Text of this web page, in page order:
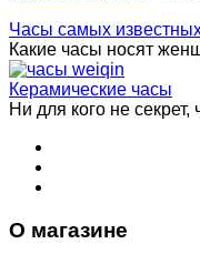
Часы самых
Какие часы носят
Керамические часы
Ни для кого не
О магазине